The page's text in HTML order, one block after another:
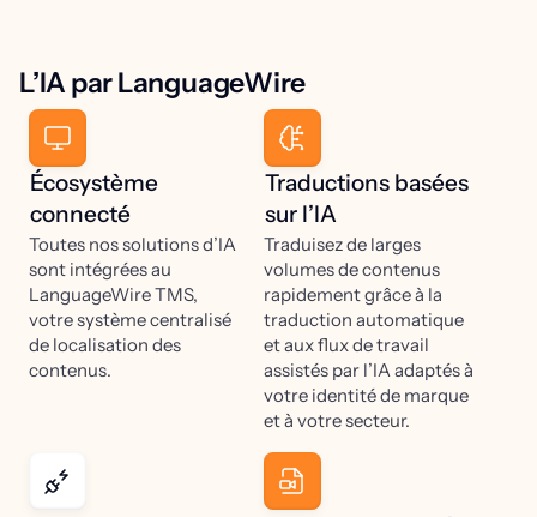
L’IA par LanguageWire
Écosystème
connecté
Toutes nos solutions d’IA
sont intégrées au
LanguageWire TMS,
votre système centralisé
de localisation des
contenus.
Traductions basées
sur l’IA
Traduisez de larges
volumes de contenus
rapidement grâce à la
traduction automatique
et aux flux de travail
assistés par l’IA adaptés à
votre identité de marque
et à votre secteur.